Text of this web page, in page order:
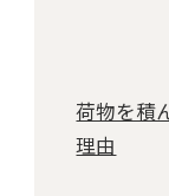
荷物を積
理由